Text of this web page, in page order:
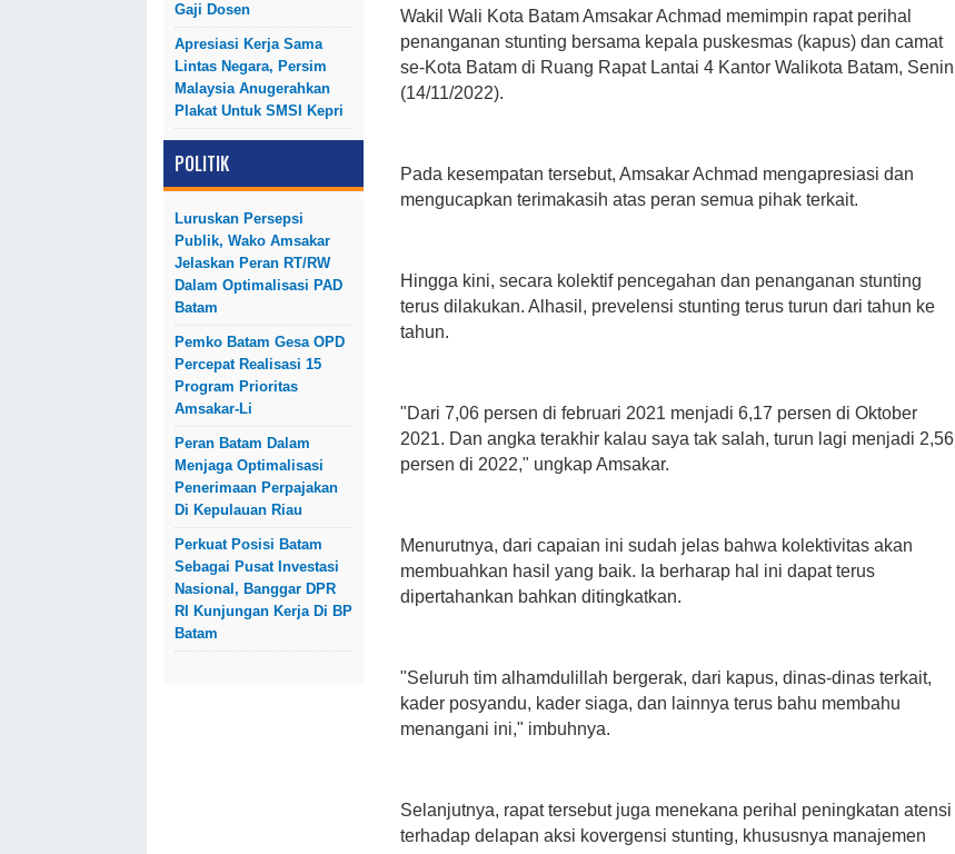
Gaji Dosen
Apresiasi Kerja Sama
Lintas Negara, Persim
Malaysia Anugerahkan
Plakat Untuk SMSI Kepri
POLITIK
Luruskan Persepsi
Publik, Wako Amsakar
Jelaskan Peran RT/RW
Dalam Optimalisasi PAD
Batam
Pemko Batam Gesa OPD
Percepat Realisasi 15
Program Prioritas
Amsakar-Li
Peran Batam Dalam
Menjaga Optimalisasi
Penerimaan Perpajakan
Di Kepulauan Riau
Perkuat Posisi Batam
Sebagai Pusat Investasi
Nasional, Banggar DPR
RI Kunjungan Kerja Di BP
Batam
Wakil Wali Kota Batam Amsakar Achmad memimpin rapat perihal
penanganan stunting bersama kepala puskesmas (kapus) dan camat
se-Kota Batam di Ruang Rapat Lantai 4 Kantor Walikota Batam, Senin
(14/11/2022).
Pada kesempatan tersebut, Amsakar Achmad mengapresiasi dan
mengucapkan terimakasih atas peran semua pihak terkait.
Hingga kini, secara kolektif pencegahan dan penanganan stunting
terus dilakukan. Alhasil, prevelensi stunting terus turun dari tahun ke
tahun.
"Dari 7,06 persen di februari 2021 menjadi 6,17 persen di Oktober
2021. Dan angka terakhir kalau saya tak salah, turun lagi menjadi 2,56
persen di 2022," ungkap Amsakar.
Menurutnya, dari capaian ini sudah jelas bahwa kolektivitas akan
membuahkan hasil yang baik. Ia berharap hal ini dapat terus
dipertahankan bahkan ditingkatkan.
"Seluruh tim alhamdulillah bergerak, dari kapus, dinas-dinas terkait,
kader posyandu, kader siaga, dan lainnya terus bahu membahu
menangani ini," imbuhnya.
Selanjutnya, rapat tersebut juga menekana perihal peningkatan atensi
terhadap delapan aksi kovergensi stunting, khususnya manajemen